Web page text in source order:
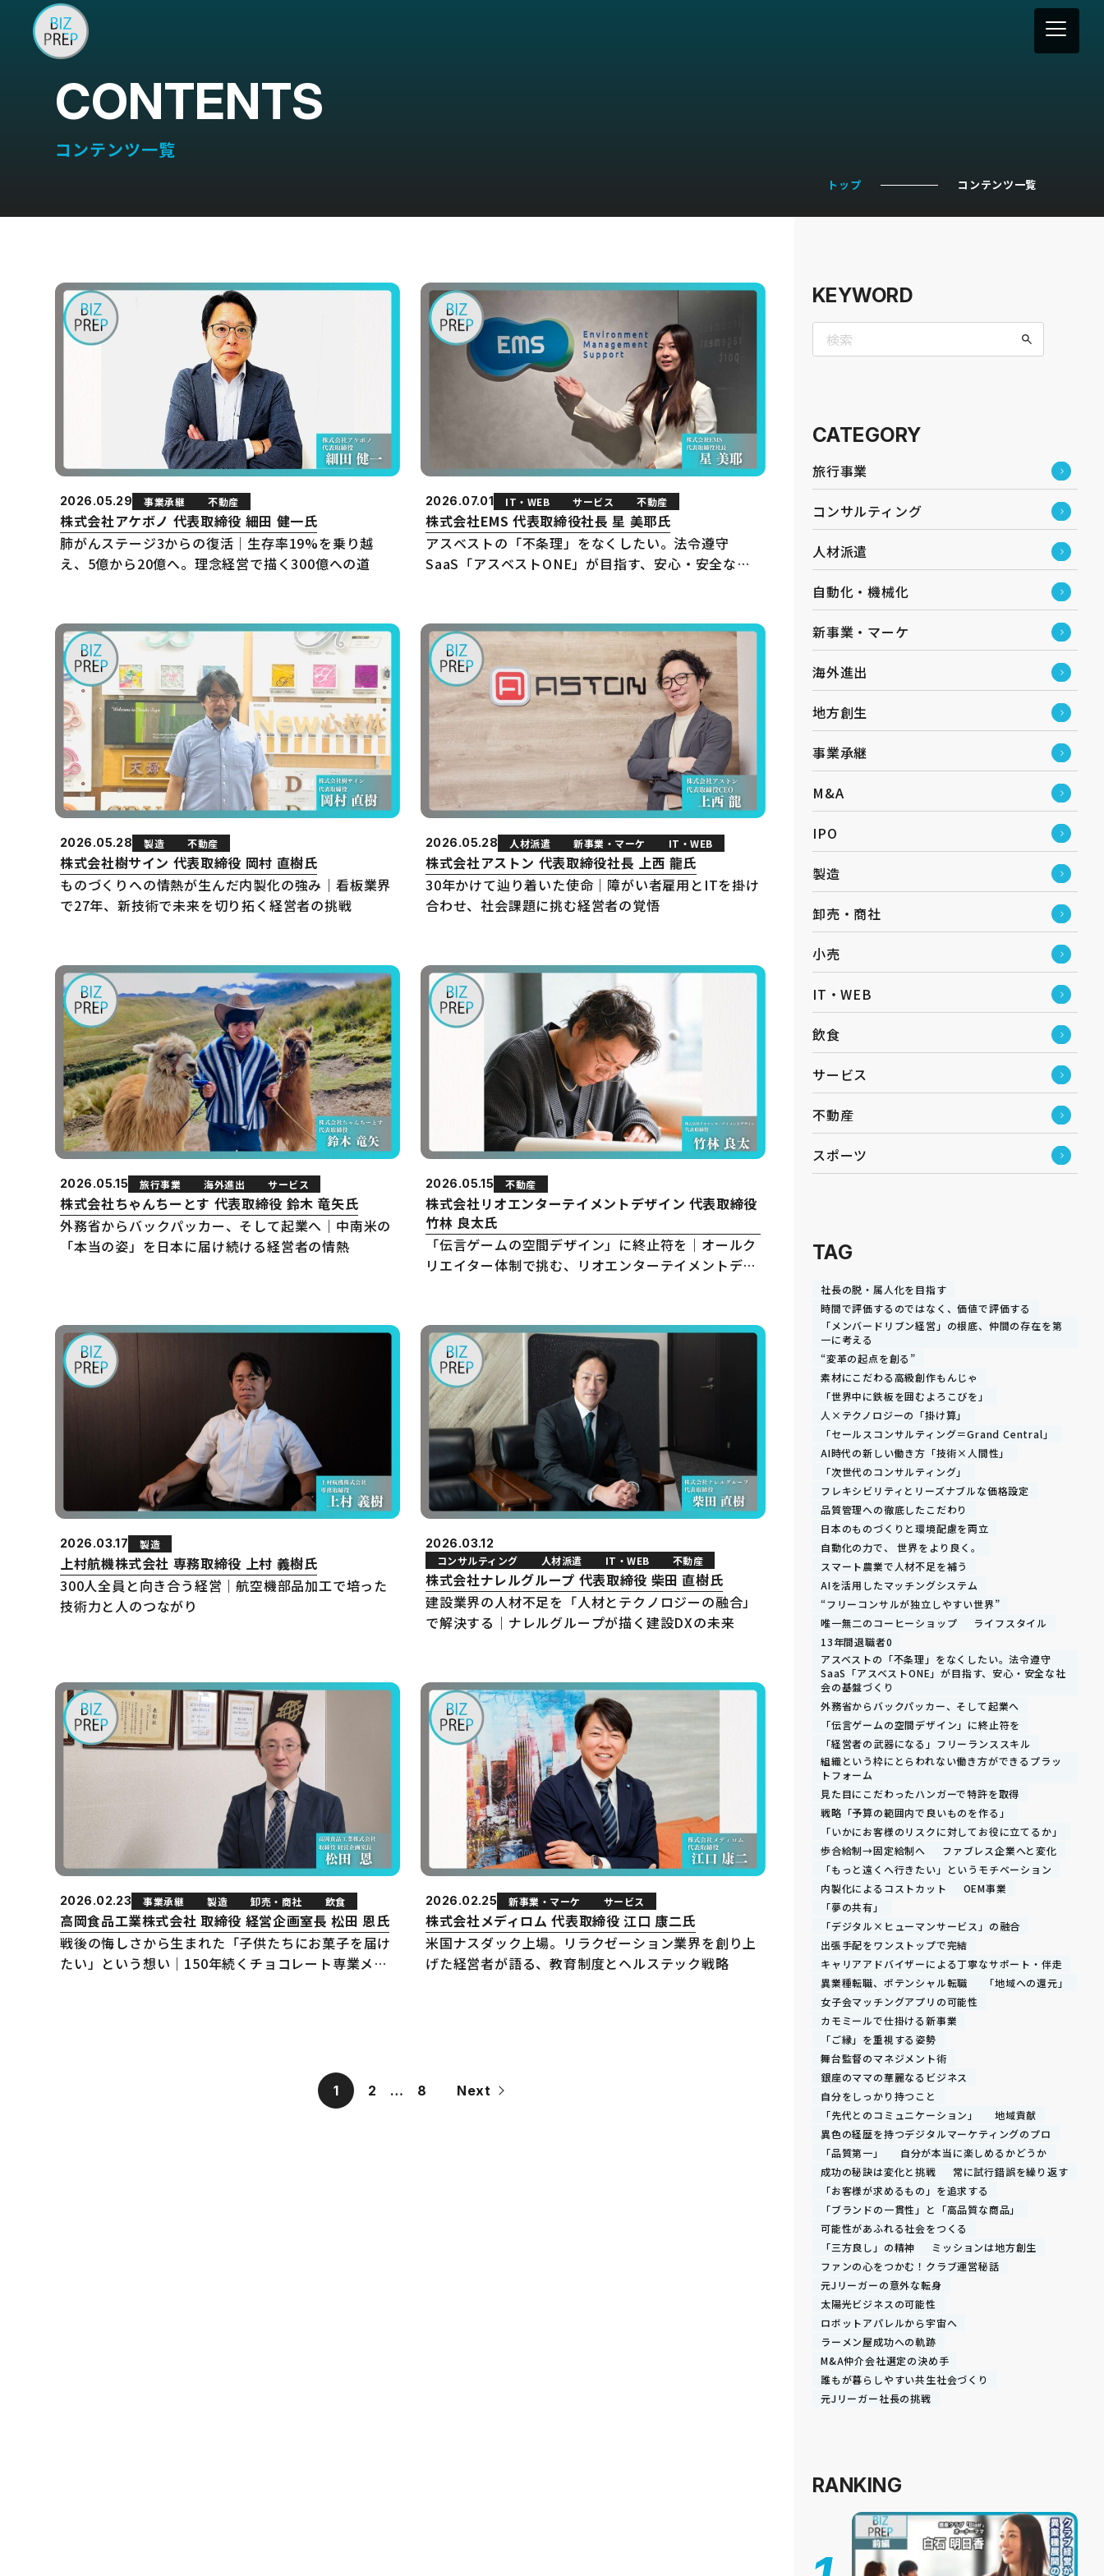
CONTENTS
コンテンツ一覧
トップ コンテンツ一覧
2026.05.29 事業承継 不動産
株式会社アケボノ 代表取締役 細田 健一氏
肺がんステージ3からの復活｜生存率19%を乗り越
え、5億から20億へ。理念経営で描く300億への道
2026.07.01 IT・WEB サービス 不動産
株式会社EMS 代表取締役社長 星 美耶氏
アスベストの「不条理」をなくしたい。法令遵守
SaaS「アスベストONE」が目指す、安心・安全な社
2026.05.28 製造 不動産
株式会社樹サイン 代表取締役 岡村 直樹氏
ものづくりへの情熱が生んだ内製化の強み｜看板業界
で27年、新技術で未来を切り拓く経営者の挑戦
2026.05.28 人材派遣 新事業・マーケ IT・WEB
株式会社アストン 代表取締役社長 上西 龍氏
30年かけて辿り着いた使命｜障がい者雇用とITを掛け
合わせ、社会課題に挑む経営者の覚悟
2026.05.15 旅行事業 海外進出 サービス
株式会社ちゃんちーとす 代表取締役 鈴木 竜矢氏
外務省からバックパッカー、そして起業へ｜中南米の
「本当の姿」を日本に届け続ける経営者の情熱
2026.05.15 不動産
株式会社リオエンターテイメントデザイン 代表取締役
竹林 良太氏
「伝言ゲームの空間デザイン」に終止符を｜オールク
リエイター体制で挑む、リオエンターテイメントデザ
2026.03.17 製造
上村航機株式会社 専務取締役 上村 義樹氏
300人全員と向き合う経営｜航空機部品加工で培った
技術力と人のつながり
2026.03.12
コンサルティング
人材派遣 IT・WEB 不動産
株式会社ナレルグループ 代表取締役 柴田 直樹氏
建設業界の人材不足を「人材とテクノロジーの融合」
で解決する｜ナレルグループが描く建設DXの未来
2026.02.23 事業承継 製造 卸売・商社 飲食
高岡食品工業株式会社 取締役 経営企画室長 松田 恩氏
戦後の悔しさから生まれた「子供たちにお菓子を届け
たい」という想い｜150年続くチョコレート専業メー
2026.02.25 新事業・マーケ サービス
株式会社メディロム 代表取締役 江口 康二氏
米国ナスダック上場。リラクゼーション業界を創り上
げた経営者が語る、教育制度とヘルステック戦略
1 2 … 8 Next
KEYWORD
CATEGORY
旅行事業
コンサルティング
人材派遣
自動化・機械化
新事業・マーケ
海外進出
地方創生
事業承継
M&A
IPO
製造
卸売・商社
小売
IT・WEB
飲食
サービス
不動産
スポーツ
TAG
社長の脱・属人化を目指す
時間で評価するのではなく、価値で評価する
「メンバードリブン経営」の根底、仲間の存在を第
一に考える
“変革の起点を創る”
素材にこだわる高級創作もんじゃ
「世界中に鉄板を囲むよろこびを」
人×テクノロジーの「掛け算」
「セールスコンサルティング＝Grand Central」
AI時代の新しい働き方「技術×人間性」
「次世代のコンサルティング」
フレキシビリティとリーズナブルな価格設定
品質管理への徹底したこだわり
日本のものづくりと環境配慮を両立
自動化の力で、 世界をより良く。
スマート農業で人材不足を補う
AIを活用したマッチングシステム
“フリーコンサルが独立しやすい世界”
唯一無二のコーヒーショップ
ライフスタイル
13年間退職者0
アスベストの「不条理」をなくしたい。法令遵守
SaaS「アスベストONE」が目指す、安心・安全な社
会の基盤づくり
外務省からバックパッカー、そして起業へ
「伝言ゲームの空間デザイン」に終止符を
「経営者の武器になる」フリーランススキル
組織という枠にとらわれない働き方ができるプラッ
トフォーム
見た目にこだわったハンガーで特許を取得
戦略「予算の範囲内で良いものを作る」
「いかにお客様のリスクに対してお役に立てるか」
歩合給制→固定給制へ
ファブレス企業へと変化
「もっと遠くへ行きたい」というモチベーション
内製化によるコストカット
OEM事業
「夢の共有」
「デジタル×ヒューマンサービス」の融合
出張手配をワンストップで完結
キャリアアドバイザーによる丁寧なサポート・伴走
異業種転職、ポテンシャル転職
「地域への還元」
女子会マッチングアプリの可能性
カモミールで仕掛ける新事業
「ご縁」を重視する姿勢
舞台監督のマネジメント術
銀座のママの華麗なるビジネス
自分をしっかり持つこと
「先代とのコミュニケーション」
地域貢献
異色の経歴を持つデジタルマーケティングのプロ
「品質第一」
自分が本当に楽しめるかどうか
成功の秘訣は変化と挑戦
常に試行錯誤を繰り返す
「お客様が求めるもの」を追求する
「ブランドの一貫性」と「高品質な商品」
可能性があふれる社会をつくる
「三方良し」の精神
ミッションは地方創生
ファンの心をつかむ！クラブ運営秘話
元Jリーガーの意外な転身
太陽光ビジネスの可能性
ロボットアパレルから宇宙へ
ラーメン屋成功への軌跡
M&A仲介会社選定の決め手
誰もが暮らしやすい共生社会づくり
元Jリーガー社長の挑戦
RANKING